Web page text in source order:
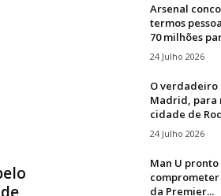
Arsenal
termos
70 milhões
24 Julho 2026
O verdadeiro
Madrid, para
cidade de
24 Julho 2026
Man U pronto
da Premier...